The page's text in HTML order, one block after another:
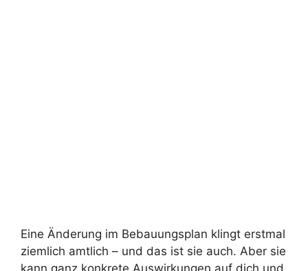
Eine Änderung im Bebauungsplan klingt erstmal
ziemlich amtlich – und das ist sie auch. Aber sie
kann ganz konkrete Auswirkungen auf dich und